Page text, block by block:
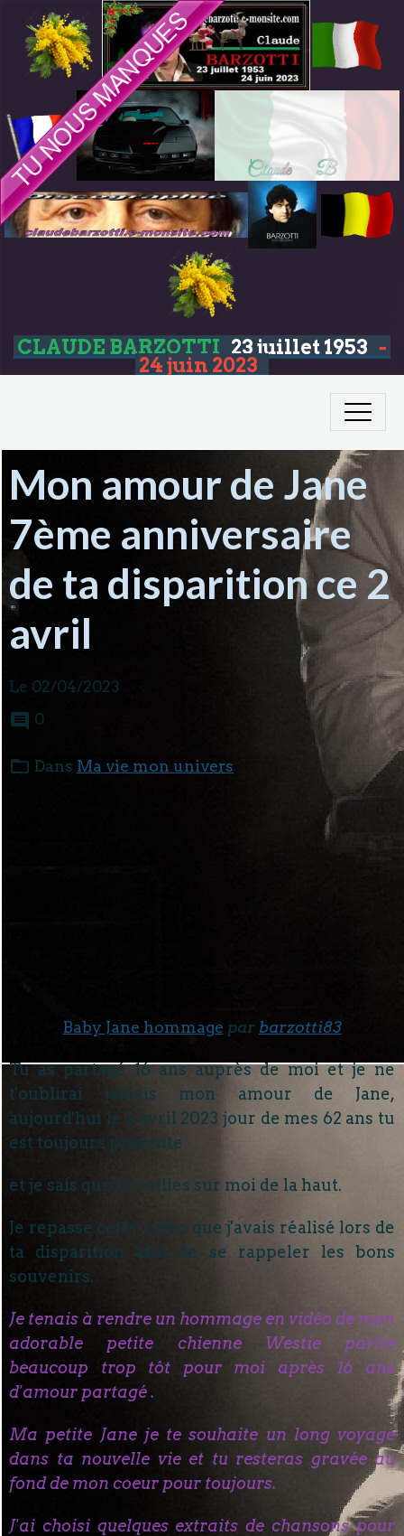
CLAUDE BARZOTTI 23 juillet 1953 -
24 juin 2023
Mon amour de Jane
7ème anniversaire
de ta disparition ce 2
avril
Le 02/04/2023
0
Dans Ma vie mon univers
Baby Jane hommage par barzotti83
Tu as partagé 16 ans auprès de moi et je ne
t'oublirai jamais mon amour de Jane,
aujourd'hui le 2 avril 2023 jour de mes 62 ans tu
est toujours présente
et je sais que tu veilles sur moi de la haut.
Je repasse cette vidéo que j'avais réalisé lors de
ta disparition afin de se rappeler les bons
souvenirs.
Je tenais à rendre un hommage en vidéo de mon
adorable petite chienne Westie partie
beaucoup trop tôt pour moi après 16 ans
d'amour partagé .
Ma petite Jane je te souhaite un long voyage
dans ta nouvelle vie et tu resteras gravée au
fond de mon coeur pour toujours.
J'ai choisi quelques extraits de chansons pour